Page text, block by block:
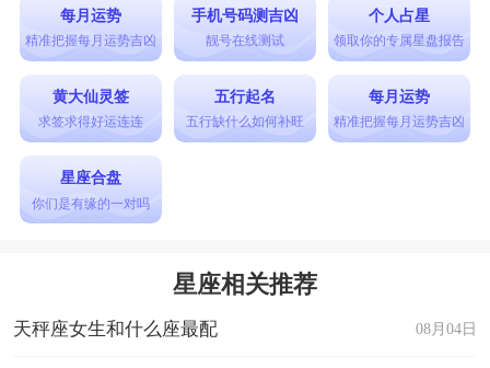
每月运势
精准把握每月运势吉凶
手机号码测吉凶
靓号在线测试
个人占星
领取你的专属星盘报告
黄大仙灵签
求签求得好运连连
五行起名
五行缺什么如何补旺
每月运势
精准把握每月运势吉凶
星座合盘
你们是有缘的一对吗
星座相关推荐
08月04日
天秤座女生和什么座最配